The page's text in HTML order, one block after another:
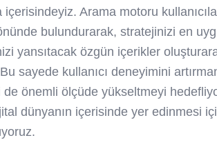
Arama motoru
bulundurarak, stratejinizi en
yansıtacak özgün içerikler
sayede kullanıcı deneyimini
önemli ölçüde yükseltmeyi
dünyanın içerisinde yer edinmesi